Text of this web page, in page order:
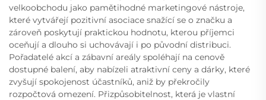
velkoobchodu jako pamětihodné marketingové nástroje,
které vytvářejí pozitivní asociace snažící se o značku a
zároveň poskytují praktickou hodnotu, kterou příjemci
oceňují a dlouho si uchovávají i po původní distribuci.
Pořadatelé akcí a zábavní areály spoléhají na cenově
dostupné balení, aby nabízeli atraktivní ceny a dárky, které
zvyšují spokojenost účastníků, aniž by překročily
rozpočtová omezení. Přizpůsobitelnost, která je vlastní